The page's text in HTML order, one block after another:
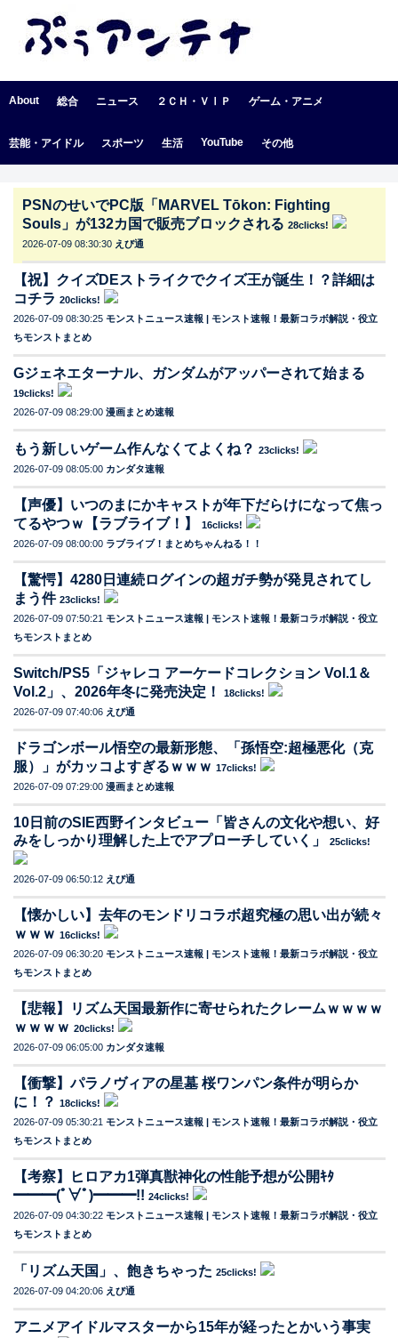
About 総合 ニュース ２ＣＨ・ＶⅠＰ ゲーム・アニメ
芸能・アイドル スポーツ 生活 YouTube その他
PSNのせいでPC版「MARVEL Tōkon: Fighting
Souls」が132カ国で販売ブロックされる 28clicks!
2026-07-09 08:30:30 えび通
【祝】クイズDEストライクでクイズ王が誕生！？詳細は
コチラ 20clicks!
2026-07-09 08:30:25 モンストニュース速報 | モンスト速報！最新コラボ解説・役立
ちモンストまとめ
Gジェネエターナル、ガンダムがアッパーされて始まる
19clicks!
2026-07-09 08:29:00 漫画まとめ速報
もう新しいゲーム作んなくてよくね？ 23clicks!
2026-07-09 08:05:00 カンダタ速報
【声優】いつのまにかキャストが年下だらけになって焦っ
てるやつｗ【ラブライブ！】
16clicks!
2026-07-09 08:00:00 ラブライブ！まとめちゃんねる！！
【驚愕】4280日連続ログインの超ガチ勢が発見されてし
まう件 23clicks!
2026-07-09 07:50:21 モンストニュース速報 | モンスト速報！最新コラボ解説・役立
ちモンストまとめ
Switch/PS5「ジャレコ アーケードコレクション Vol.1＆
Vol.2」、2026年冬に発売決定！
18clicks!
2026-07-09 07:40:06 えび通
ドラゴンボール悟空の最新形態、「孫悟空:超極悪化（克
服）」がカッコよすぎるｗｗｗ 17clicks!
2026-07-09 07:29:00 漫画まとめ速報
10日前のSIE西野インタビュー「皆さんの文化や想い、好
みをしっかり理解した上でアプローチしていく」
25clicks!
2026-07-09 06:50:12 えび通
【懐かしい】去年のモンドリコラボ超究極の思い出が続々
ｗｗｗ 16clicks!
2026-07-09 06:30:20 モンストニュース速報 | モンスト速報！最新コラボ解説・役立
ちモンストまとめ
【悲報】リズム天国最新作に寄せられたクレームｗｗｗｗ
ｗｗｗｗ 20clicks!
2026-07-09 06:05:00 カンダタ速報
【衝撃】パラノヴィアの星墓 桜ワンパン条件が明らか
に！？ 18clicks!
2026-07-09 05:30:21 モンストニュース速報 | モンスト速報！最新コラボ解説・役立
ちモンストまとめ
【考察】ヒロアカ1弾真獣神化の性能予想が公開ｷﾀ
━━━(ﾟ∀ﾟ)━━━!! 24clicks!
2026-07-09 04:30:22 モンストニュース速報 | モンスト速報！最新コラボ解説・役立
ちモンストまとめ
「リズム天国」、飽きちゃった 25clicks!
2026-07-09 04:20:06 えび通
アニメアイドルマスターから15年が経ったとかいう事実